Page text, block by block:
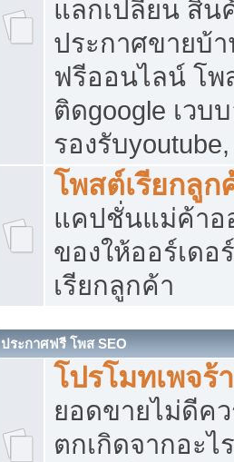
แลกเปลี่ยน สิน
ประกาศขายบ้
ฟรีออนไลน์ โพ
ติดgoogle เวบ
รองรับ
โพสต์เรียกลูก
แคปชั่นแม่ค้าอ
ของให้ออร์เดอ
เรียกลูกค้า
ประกาศฟรี โพส SEO
โปรโมทเพจร้
ยอดขายไม่ดีค
ตกเกิดจากอะไ